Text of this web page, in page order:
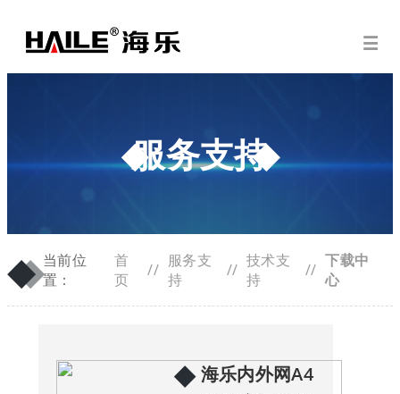
服务支持
◆
◆当前位
置：
首
页
// 服务支
持
// 技术支
持
// 下载中
心
◆ 海乐内外网A4